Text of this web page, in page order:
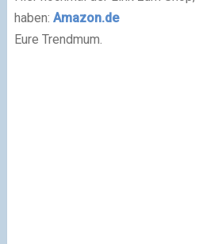
haben: Amazon.de
Eure Trendmum.